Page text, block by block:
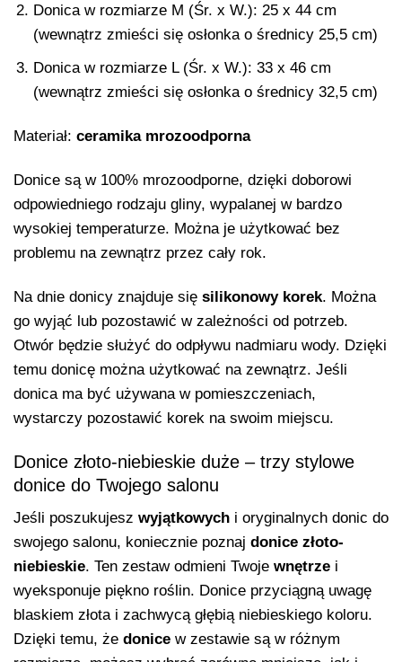
Donica w rozmiarze M (Śr. x W.): 25 x 44 cm
(wewnątrz zmieści się osłonka o średnicy 25,5 cm)
Donica w rozmiarze L (Śr. x W.): 33 x 46 cm
(wewnątrz zmieści się osłonka o średnicy 32,5 cm)
Materiał: ceramika mrozoodporna
Donice są w 100% mrozoodporne, dzięki doborowi
odpowiedniego rodzaju gliny, wypalanej w bardzo
wysokiej temperaturze. Można je użytkować bez
problemu na zewnątrz przez cały rok.
Na dnie donicy znajduje się silikonowy korek. Można
go wyjąć lub pozostawić w zależności od potrzeb.
Otwór będzie służyć do odpływu nadmiaru wody. Dzięki
temu donicę można użytkować na zewnątrz. Jeśli
donica ma być używana w pomieszczeniach,
wystarczy pozostawić korek na swoim miejscu.
Donice złoto-niebieskie duże – trzy stylowe
donice do Twojego salonu
Jeśli poszukujesz wyjątkowych i oryginalnych donic do
swojego salonu, koniecznie poznaj donice złoto-
niebieskie. Ten zestaw odmieni Twoje wnętrze i
wyeksponuje piękno roślin. Donice przyciągną uwagę
blaskiem złota i zachwycą głębią niebieskiego koloru.
Dzięki temu, że donice w zestawie są w różnym